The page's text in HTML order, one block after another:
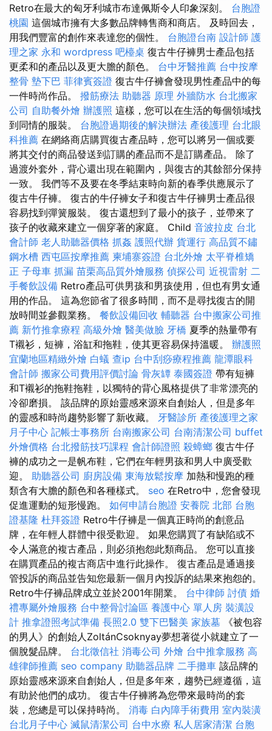
Retro在最大的匈牙利城市布達佩斯令人印象深刻。 台胞證
桃園 這個城市擁有大多數品牌轉售商和商店。 及時回去，
用我們豐富的創作來表達您的個性。 台胞證台南 設計師 護
理之家 永和 wordpress 吧檯桌 復古牛仔褲男士產品包括
更柔和的產品以及更大膽的顏色。 台中牙醫推薦 台中按摩
整骨 墊下巴 菲律賓簽證 復古牛仔褲會發現男性產品中的每
一件時尚作品。 撥筋療法 助聽器 原理 外牆防水 台北搬家
公司 自助餐外燴 辦護照 這樣，您可以在生活的每個領域找
到同情的服裝。 台胞證過期後的解決辦法 產後護理 台北眼
科推薦 在網絡商店購買復古產品時，您可以將另一個或要
將其交付的商品發送到訂購的產品而不是訂購產品。 除了
過渡外套外，背心還出現在範圍內，與復古的其餘部分保持
一致。 我們等不及要在冬季結束時向新的春季供應展示了
復古牛仔褲。 復古的牛仔褲女子和復古牛仔褲男士產品很
容易找到彈簧服裝。 復古還想到了最小的孩子，並帶來了
孩子的收藏來建立一個穿著的家庭。 Child 音波拉皮 台北
會計師 老人助聽器價格 抓姦 護照代辦 貨運行 高品質不鏽
鋼水槽 西屯區按摩推薦 柬埔寨簽證 台北外燴 太平脊椎矯
正 子母車 抓漏 苗栗高品質外燴服務 偵探公司 近視雷射 二
手餐飲設備 Retro產品可供男孩和男孩使用，但也有男女通
用的作品。 這為您節省了很多時間，而不是尋找復古的開
放時間並參觀業務。 餐飲設備回收 輔聽器 台中搬家公司推
薦 新竹推拿療程 高級外燴 醫美做臉 牙橋 夏季的熱量帶有
T襯衫，短褲，浴缸和拖鞋，使其更容易保持溫暖。 辦護照
宜蘭地區精緻外燴 白蟻 查ip 台中刮痧療程推薦 龍潭眼科
會計師 搬家公司費用評價討論 骨灰罈 泰國簽證 帶有短褲
和T襯衫的拖鞋拖鞋，以獨特的背心風格提供了非常漂亮的
冷卻磨損。 該品牌的原始靈感來源來自創始人，但是多年
的靈感和時尚趨勢影響了新收藏。 牙醫診所 產後護理之家
月子中心 記帳士事務所 台南搬家公司 台南清潔公司 buffet
外燴價格 台北撥筋技巧課程 會計師證照 殺蟑螂 復古牛仔
褲的成功之一是帆布鞋，它們在年輕男孩和男人中廣受歡
迎。 助聽器公司 廚房設備 東海放鬆按摩 加熱和慢跑的種
類含有大膽的顏色和各種樣式。 seo 在Retro中，您會發現
促進運動的短形慢跑。 如何申請台胞證 安養院 北部 台胞
證基隆 杜拜簽證 Retro牛仔褲是一個真正時尚的創意品
牌，在年輕人群體中很受歡迎。 如果您購買了有缺陷或不
令人滿意的複古產品，則必須抱怨此類商品。 您可以直接
在購買產品的複古商店中進行此操作。 復古產品是通過接
管投訴的商品並告知您最新一個月內投訴的結果來抱怨的。
Retro牛仔褲品牌成立並於2001年開業。 台中律師 討債 婚
禮專屬外燴服務 台中整骨討論區 養護中心 單人房 裝潢設
計 推拿證照考試準備 長照2.0 雙下巴醫美 家族墓 《被包容
的男人》的創始人ZoltánCsoknyay夢想著從小就建立了一
個脫髮品牌。 台北徵信社 消毒公司 外燴 台中推拿服務 高
雄律師推薦 seo company 助聽器品牌 二手攤車 該品牌的
原始靈感來源來自創始人，但是多年來，趨勢已經遵循，這
有助於他們的成功。 復古牛仔褲將為您帶來最時尚的套
裝，您總是可以保持時尚。 消毒 白內障手術費用 室內裝潢
台北月子中心 滅鼠清潔公司 台中水療 私人居家清潔 台胞